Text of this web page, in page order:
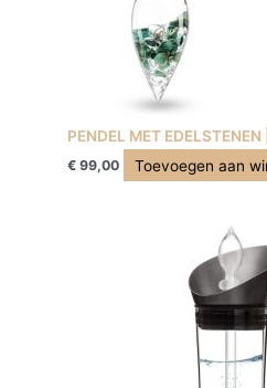
PENDEL MET
€ 99,00 Toevoegen aan